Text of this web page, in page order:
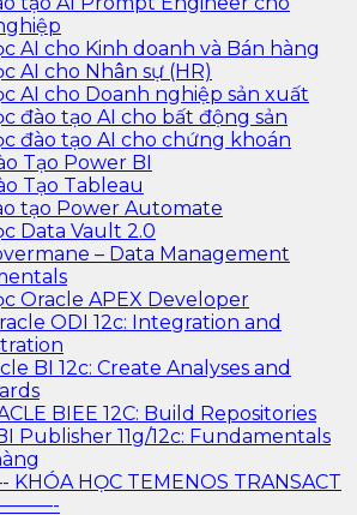
AI cho Kinh doanh và Bán hàng
AI cho Nhân sự (HR)
AI cho Doanh nghiệp sản xuất
đào tạo AI cho bất động sản
đào tạo AI cho chứng khoán
Tạo Power BI
Tạo Tableau
tạo Power Automate
Data Vault 2.0
– Data Management
Oracle APEX Developer
ODI 12c: Integration and
BI 12c: Create Analyses and
BIEE 12C: Build Repositories
Publisher 11g/12c: Fundamentals
HỌC TEMENOS TRANSACT